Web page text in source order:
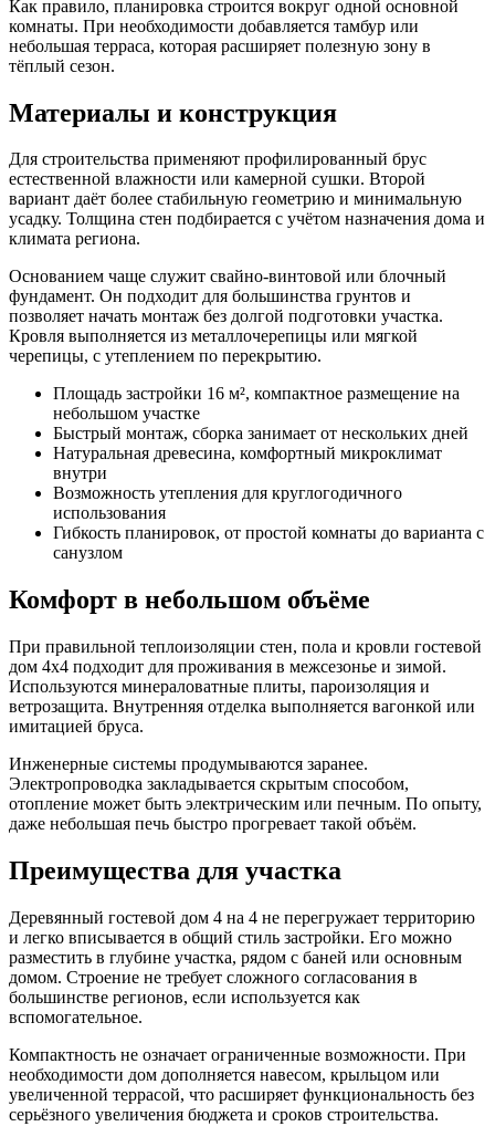
Как правило, планировка строится вокруг одной основной
комнаты. При необходимости добавляется тамбур или
небольшая терраса, которая расширяет полезную зону в
тёплый сезон.
Материалы и конструкция
Для строительства применяют профилированный брус
естественной влажности или камерной сушки. Второй
вариант даёт более стабильную геометрию и минимальную
усадку. Толщина стен подбирается с учётом назначения дома и
климата региона.
Основанием чаще служит свайно-винтовой или блочный
фундамент. Он подходит для большинства грунтов и
позволяет начать монтаж без долгой подготовки участка.
Кровля выполняется из металлочерепицы или мягкой
черепицы, с утеплением по перекрытию.
Площадь застройки 16 м², компактное размещение на
небольшом участке
Быстрый монтаж, сборка занимает от нескольких дней
Натуральная древесина, комфортный микроклимат
внутри
Возможность утепления для круглогодичного
использования
Гибкость планировок, от простой комнаты до варианта с
санузлом
Комфорт в небольшом объёме
При правильной теплоизоляции стен, пола и кровли гостевой
дом 4х4 подходит для проживания в межсезонье и зимой.
Используются минераловатные плиты, пароизоляция и
ветрозащита. Внутренняя отделка выполняется вагонкой или
имитацией бруса.
Инженерные системы продумываются заранее.
Электропроводка закладывается скрытым способом,
отопление может быть электрическим или печным. По опыту,
даже небольшая печь быстро прогревает такой объём.
Преимущества для участка
Деревянный гостевой дом 4 на 4 не перегружает территорию
и легко вписывается в общий стиль застройки. Его можно
разместить в глубине участка, рядом с баней или основным
домом. Строение не требует сложного согласования в
большинстве регионов, если используется как
вспомогательное.
Компактность не означает ограниченные возможности. При
необходимости дом дополняется навесом, крыльцом или
увеличенной террасой, что расширяет функциональность без
серьёзного увеличения бюджета и сроков строительства.